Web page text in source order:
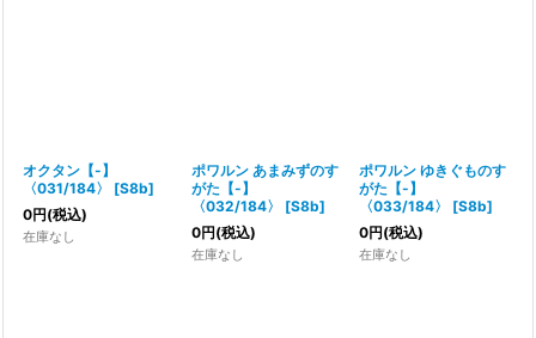
オクタン【-】
〈031/184〉
[S8b]
0円(税込)
在庫なし
ポワルン あまみずのす
がた【-】
〈032/184〉
[S8b]
0円(税込)
在庫なし
ポワルン ゆきぐものす
がた【-】
〈033/184〉
[S8b]
0円(税込)
在庫なし